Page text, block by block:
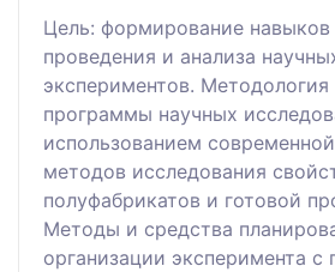
Цель: формирование навыков
проведения и анализа
экспериментов. Методология
программы научных
использованием
методов исследования
полуфабрикатов и готовой
Методы и средства
организации эксперимента с